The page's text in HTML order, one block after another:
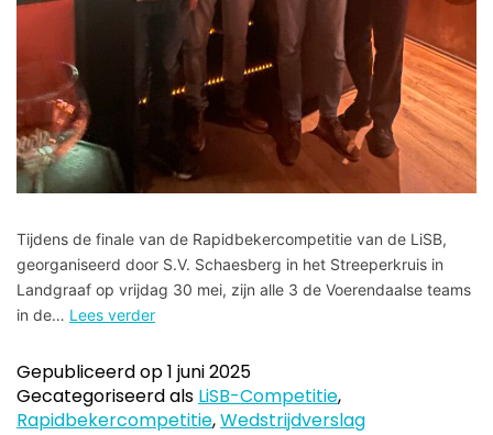
Tijdens de finale van de Rapidbekercompetitie van de LiSB,
georganiseerd door S.V. Schaesberg in het Streeperkruis in
Landgraaf op vrijdag 30 mei, zijn alle 3 de Voerendaalse teams
in de… Lees verder
Gepubliceerd op1 juni 2025
Gecategoriseerd als LiSB-Competitie,
Rapidbekercompetitie,Wedstrijdverslag